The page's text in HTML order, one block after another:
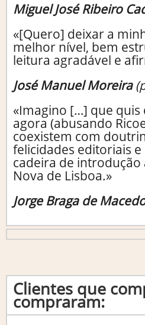
Miguel José Ribeiro
«[Quero] deixar a
melhor nível, bem
leitura agradável e
José Manuel Moreira
«Imagino […] que quis
agora (abusando
coexistem com
felicidades editoriais
cadeira de
Nova de Lisboa.»
Jorge Braga de
Clientes que
compraram: